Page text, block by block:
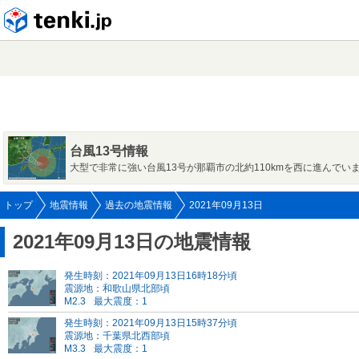
台風13号情報
大型で非常に強い台風13号が那覇市の北約110kmを西に進んでい
トップ 地震情報 過去の地震情報 2021年09月13日
2021年09月13日の地震情報
発生時刻：2021年09月13日16時18分頃
震源地：和歌山県北部頃
M2.3
最大震度：1
発生時刻：2021年09月13日15時37分頃
震源地：千葉県北西部頃
M3.3
最大震度：1